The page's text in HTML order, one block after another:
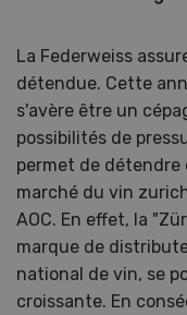
La Federweiss
détendue. Cette
s'avère être un
possibilités de
permet de
marché du vin
AOC. En effet, la
marque de
national de vin, se
croissante. En